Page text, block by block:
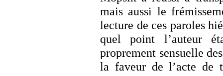
mais aussi le
lecture de ces paroles
quel point l’auteur
proprement sensuelle
la faveur de l’acte de